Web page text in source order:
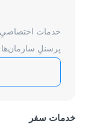
خدمات اختصاصیِ
پرسنلِ سازمان‌ها
خدمات سفر